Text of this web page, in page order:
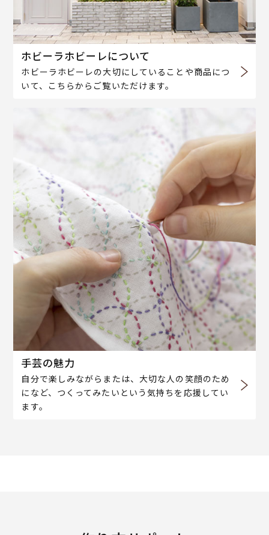
ホビーラホビーレについて
ホビーラホビーレの大切にしていることや商品につ
いて、こちらからご覧いただけます。
手芸の魅力
自分で楽しみながらまたは、大切な人の笑顔のため
になど、つくってみたいという気持ちを応援してい
ます。